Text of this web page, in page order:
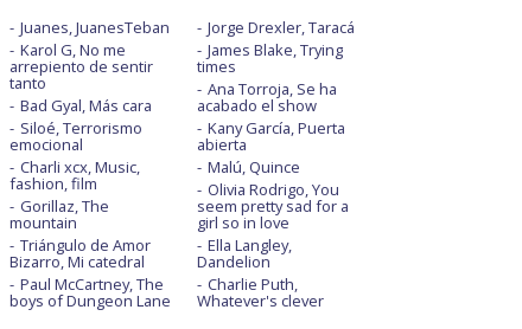
Juanes, JuanesTeban
Karol G, No me
arrepiento de sentir
tanto
Bad Gyal, Más cara
Siloé, Terrorismo
emocional
Charli xcx, Music,
fashion, film
Gorillaz, The
mountain
Triángulo de Amor
Bizarro, Mi catedral
Paul McCartney, The
boys of Dungeon Lane
Jorge Drexler, Taracá
James Blake, Trying
times
Ana Torroja, Se ha
acabado el show
Kany García, Puerta
abierta
Malú, Quince
Olivia Rodrigo, You
seem pretty sad for a
girl so in love
Ella Langley,
Dandelion
Charlie Puth,
Whatever's clever